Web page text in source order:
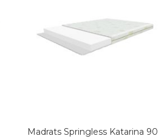
Madrats Springless Katarina 90